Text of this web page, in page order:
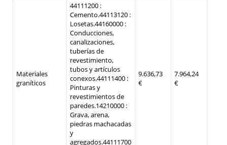
Materiales
graníticos
44111200 :
Cemento.44113120 :
Losetas.44160000 :
Conducciones,
canalizaciones,
tuberías de
revestimiento,
tubos y artículos
conexos.44111400 :
Pinturas y
revestimientos de
paredes.14210000 :
Grava, arena,
piedras machacadas
y
agregados.44111700
9.636,73
€
7.964,24
€